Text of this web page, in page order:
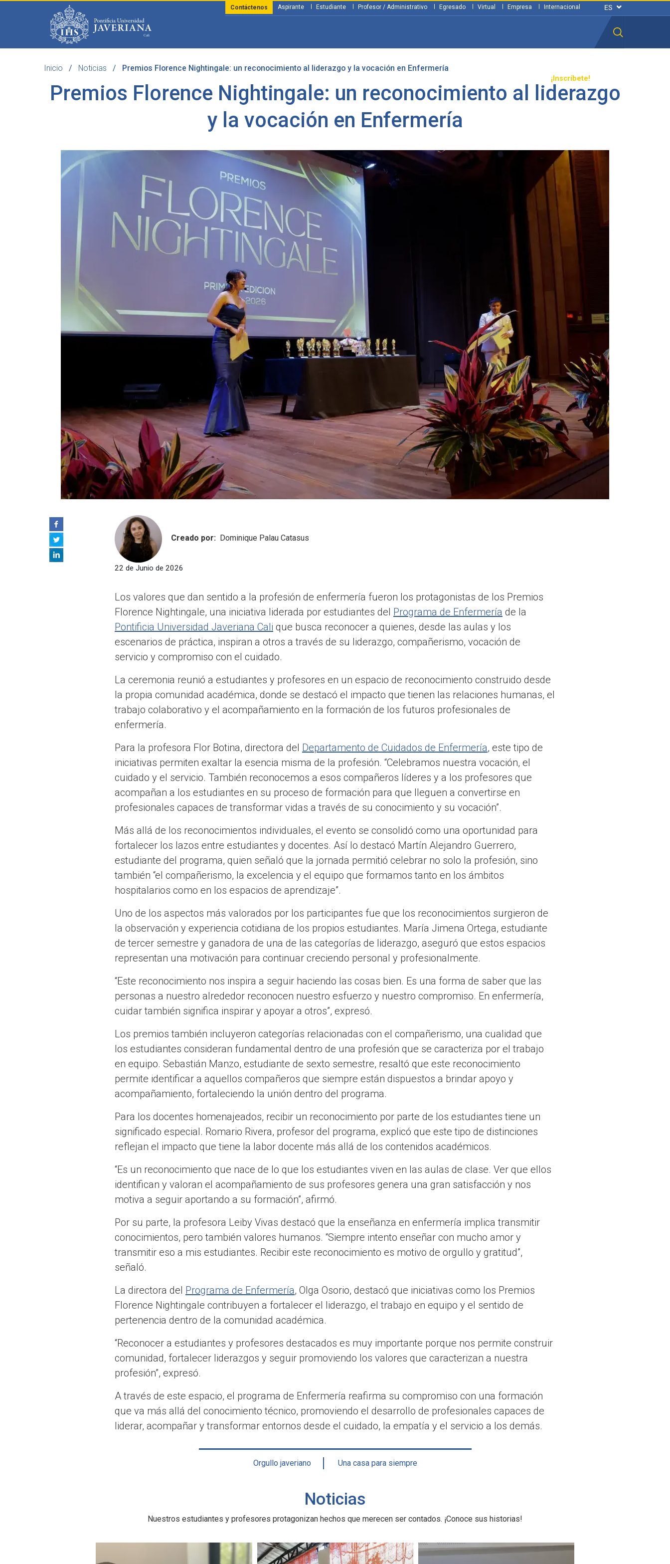
¡Inscríbete!
Aspirante Estudiante Profesor / Administrativo Egresado Virtual Empresa Internacional
Contáctenos
Inicio Noticias Premios Florence Nightingale: un reconocimiento al liderazgo y la vocación en Enfermería
Premios Florence Nightingale: un reconocimiento al liderazgo
y la vocación en Enfermería
Creado por: Dominique Palau Catasus
22 de Junio de 2026
Los valores que dan sentido a la profesión de enfermería fueron los protagonistas de los Premios
Florence Nightingale, una iniciativa liderada por estudiantes del Programa de Enfermería de la
Pontificia Universidad Javeriana Cali que busca reconocer a quienes, desde las aulas y los
escenarios de práctica, inspiran a otros a través de su liderazgo, compañerismo, vocación de
servicio y compromiso con el cuidado.
La ceremonia reunió a estudiantes y profesores en un espacio de reconocimiento construido desde
la propia comunidad académica, donde se destacó el impacto que tienen las relaciones humanas, el
trabajo colaborativo y el acompañamiento en la formación de los futuros profesionales de
enfermería.
Para la profesora Flor Botina, directora del Departamento de Cuidados de Enfermería, este tipo de
iniciativas permiten exaltar la esencia misma de la profesión. “Celebramos nuestra vocación, el
cuidado y el servicio. También reconocemos a esos compañeros líderes y a los profesores que
acompañan a los estudiantes en su proceso de formación para que lleguen a convertirse en
profesionales capaces de transformar vidas a través de su conocimiento y su vocación”.
Más allá de los reconocimientos individuales, el evento se consolidó como una oportunidad para
fortalecer los lazos entre estudiantes y docentes. Así lo destacó Martín Alejandro Guerrero,
estudiante del programa, quien señaló que la jornada permitió celebrar no solo la profesión, sino
también “el compañerismo, la excelencia y el equipo que formamos tanto en los ámbitos
hospitalarios como en los espacios de aprendizaje”.
Uno de los aspectos más valorados por los participantes fue que los reconocimientos surgieron de
la observación y experiencia cotidiana de los propios estudiantes. María Jimena Ortega, estudiante
de tercer semestre y ganadora de una de las categorías de liderazgo, aseguró que estos espacios
representan una motivación para continuar creciendo personal y profesionalmente.
“Este reconocimiento nos inspira a seguir haciendo las cosas bien. Es una forma de saber que las
personas a nuestro alrededor reconocen nuestro esfuerzo y nuestro compromiso. En enfermería,
cuidar también significa inspirar y apoyar a otros”, expresó.
Los premios también incluyeron categorías relacionadas con el compañerismo, una cualidad que
los estudiantes consideran fundamental dentro de una profesión que se caracteriza por el trabajo
en equipo. Sebastián Manzo, estudiante de sexto semestre, resaltó que este reconocimiento
permite identificar a aquellos compañeros que siempre están dispuestos a brindar apoyo y
acompañamiento, fortaleciendo la unión dentro del programa.
Para los docentes homenajeados, recibir un reconocimiento por parte de los estudiantes tiene un
significado especial. Romario Rivera, profesor del programa, explicó que este tipo de distinciones
reflejan el impacto que tiene la labor docente más allá de los contenidos académicos.
“Es un reconocimiento que nace de lo que los estudiantes viven en las aulas de clase. Ver que ellos
identifican y valoran el acompañamiento de sus profesores genera una gran satisfacción y nos
motiva a seguir aportando a su formación”, afirmó.
Por su parte, la profesora Leiby Vivas destacó que la enseñanza en enfermería implica transmitir
conocimientos, pero también valores humanos. “Siempre intento enseñar con mucho amor y
transmitir eso a mis estudiantes. Recibir este reconocimiento es motivo de orgullo y gratitud”,
señaló.
La directora del Programa de Enfermería, Olga Osorio, destacó que iniciativas como los Premios
Florence Nightingale contribuyen a fortalecer el liderazgo, el trabajo en equipo y el sentido de
pertenencia dentro de la comunidad académica.
“Reconocer a estudiantes y profesores destacados es muy importante porque nos permite construir
comunidad, fortalecer liderazgos y seguir promoviendo los valores que caracterizan a nuestra
profesión”, expresó.
A través de este espacio, el programa de Enfermería reafirma su compromiso con una formación
que va más allá del conocimiento técnico, promoviendo el desarrollo de profesionales capaces de
liderar, acompañar y transformar entornos desde el cuidado, la empatía y el servicio a los demás.
Orgullo javeriano Una casa para siempre
Noticias
Nuestros estudiantes y profesores protagonizan hechos que merecen ser contados. ¡Conoce sus historias!